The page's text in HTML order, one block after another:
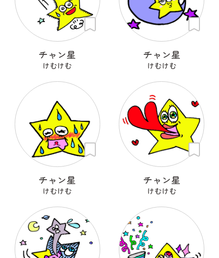
チャン星
けむけむ
チャン星
けむけむ
チャン星
けむけむ
チャン星
けむけむ